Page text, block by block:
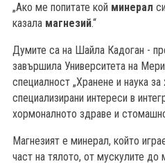
„Ако ме попитате кой минерал
казала магнезий.“
Думите са на Шайла Кадоган -
завършила Университета на
специалност „Хранене и наука за
специализирани интереси в
хормоналното здраве и
Магнезият е минерал, който
част на тялото, от мускулите до